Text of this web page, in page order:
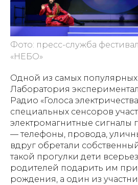
Фото: пресс-служба
«НЕБО»
Одной из самых популярных
Лаборатория
Радио «Голоса
специальных сенсоров
электромагнитные сигналы
— телефоны, провода,
вдруг обретали
такой прогулки дети
родителей подарить им
рождения, а один из